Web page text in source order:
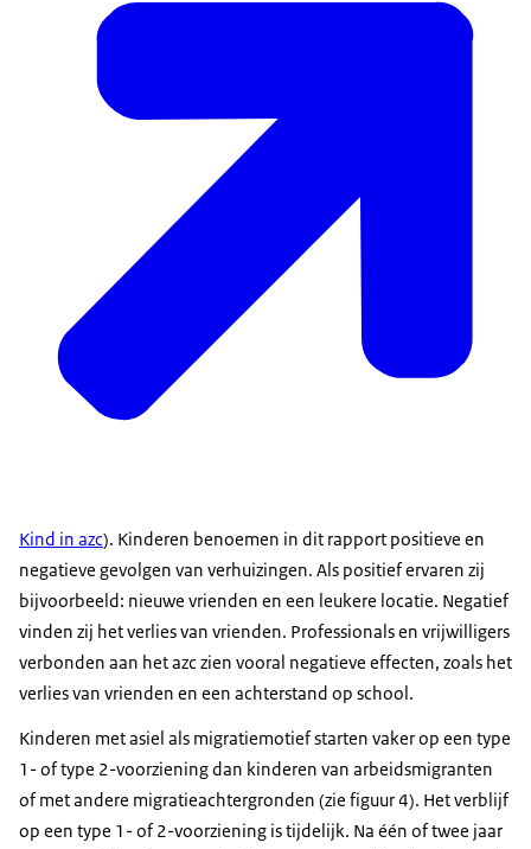
Kind in azc). Kinderen benoemen in dit rapport positieve en
negatieve gevolgen van verhuizingen. Als positief ervaren zij
bijvoorbeeld: nieuwe vrienden en een leukere locatie. Negatief
vinden zij het verlies van vrienden. Professionals en vrijwilligers
verbonden aan het azc zien vooral negatieve effecten, zoals het
verlies van vrienden en een achterstand op school.
Kinderen met asiel als migratiemotief starten vaker op een type
1- of type 2-voorziening dan kinderen van arbeidsmigranten
of met andere migratieachtergronden (zie figuur 4). Het verblijf
op een type 1- of 2-voorziening is tijdelijk. Na één of twee jaar